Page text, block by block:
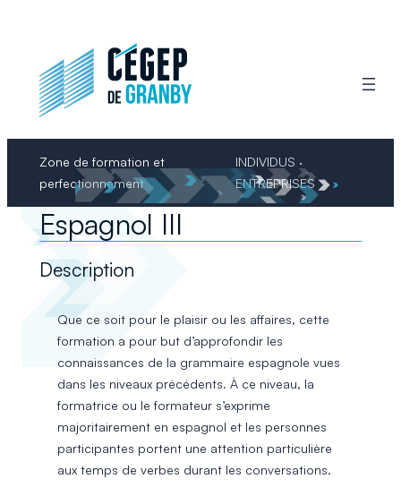
Zone de formation et
perfectionnement
INDIVIDUS ·
ENTREPRISES
Espagnol III
Description
Que ce soit pour le plaisir ou les affaires, cette
formation a pour but d’approfondir les
connaissances de la grammaire espagnole vues
dans les niveaux précédents. À ce niveau, la
formatrice ou le formateur s’exprime
majoritairement en espagnol et les personnes
participantes portent une attention particulière
aux temps de verbes durant les conversations.